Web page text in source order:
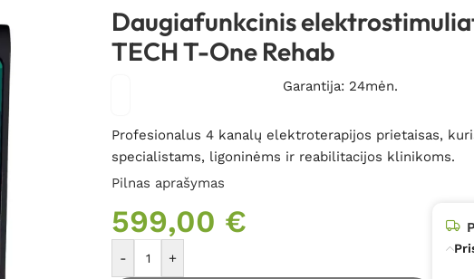
Daugiafunkcinis
TECH T-One Rehab
Garantija: 24mėn.
Profesionalus 4 kanalų elektroterapijos prietaisas,
specialistams, ligoninėms ir reabilitacijos klinikoms.
Pilnas aprašymas
599,00 €
- +